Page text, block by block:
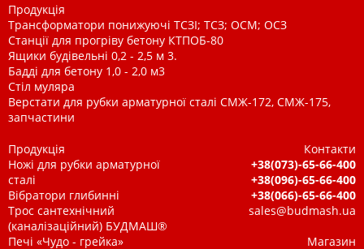
Продукція
Трансформатори понижуючі ТСЗІ; ТСЗ; ОСМ; ОСЗ
Станції для прогріву бетону КТПОБ-80
Ящики будівельні 0,2 - 2,5 м 3.
Бадді для бетону 1,0 - 2,0 м3
Стіл муляра
Верстати для рубки арматурної сталі СМЖ-172, СМЖ-175,
запчастини
Продукція
Ножі для рубки арматурної
сталі
Вібратори глибинні
Трос сантехнічний
(каналізаційний) БУДМАШ®
Печі «Чудо - грейка»
Контакти
+38(073)-65-66-400
+38(096)-65-66-400
+38(066)-65-66-400
sales@budmash.ua
Магазин